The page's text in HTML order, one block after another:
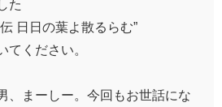
た
日日の葉よ散るらむ”
てください。
、まーしー。今回もお世話にな